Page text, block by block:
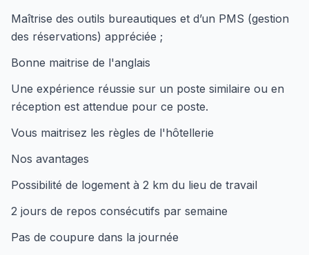
Maîtrise des outils bureautiques et d’un PMS (gestion
des réservations) appréciée ;
Bonne maitrise de l'anglais
Une expérience réussie sur un poste similaire ou en
réception est attendue pour ce poste.
Vous maitrisez les règles de l'hôtellerie
Nos avantages
Possibilité de logement à 2 km du lieu de travail
2 jours de repos consécutifs par semaine
Pas de coupure dans la journée